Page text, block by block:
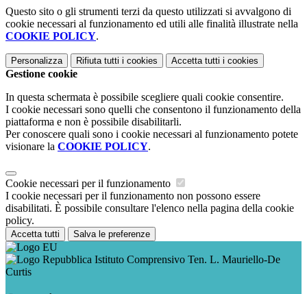
Questo sito o gli strumenti terzi da questo utilizzati si avvalgono di
cookie necessari al funzionamento ed utili alle finalità illustrate nella
COOKIE POLICY.
Personalizza Rifiuta tutti i cookies Accetta tutti i cookies
Gestione cookie
In questa schermata è possibile scegliere quali cookie consentire.
I cookie necessari sono quelli che consentono il funzionamento della
piattaforma e non è possibile disabilitarli.
Per conoscere quali sono i cookie necessari al funzionamento potete
visionare la COOKIE POLICY.
Cookie necessari per il funzionamento
I cookie necessari per il funzionamento non possono essere
disabilitati. È possibile consultare l'elenco nella pagina della cookie
policy.
Accetta tutti Salva le preferenze
Istituto Comprensivo Ten. L. Mauriello-De
Curtis